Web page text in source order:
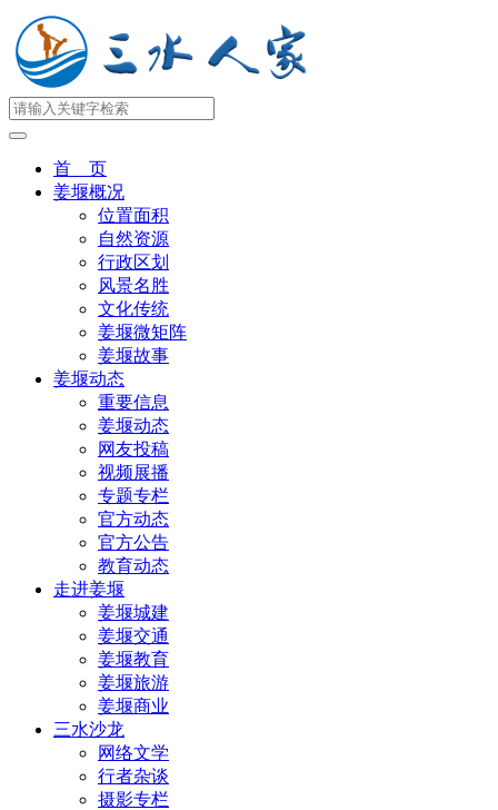
首 页
姜堰概况
位置面积
自然资源
行政区划
风景名胜
文化传统
姜堰微矩阵
姜堰故事
姜堰动态
重要信息
姜堰动态
网友投稿
视频展播
专题专栏
官方动态
官方公告
教育动态
走进姜堰
姜堰城建
姜堰交通
姜堰教育
姜堰旅游
姜堰商业
三水沙龙
网络文学
行者杂谈
摄影专栏